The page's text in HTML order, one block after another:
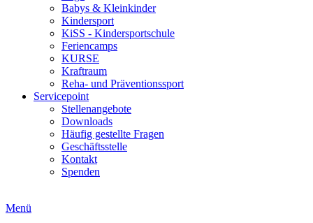
Babys & Kleinkinder
Kindersport
KiSS - Kindersportschule
Feriencamps
KURSE
Kraftraum
Reha- und Präventionssport
Servicepoint
Stellenangebote
Downloads
Häufig gestellte Fragen
Geschäftsstelle
Kontakt
Spenden
Menü